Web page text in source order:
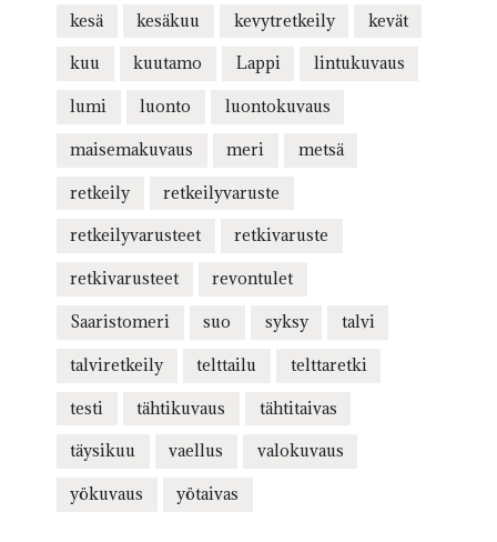
kesä kesäkuu kevytretkeily kevät
kuu kuutamo Lappi lintukuvaus
lumi luonto luontokuvaus
maisemakuvaus meri metsä
retkeily retkeilyvaruste
retkeilyvarusteet retkivaruste
retkivarusteet revontulet
Saaristomeri suo syksy talvi
talviretkeily telttailu telttaretki
testi tähtikuvaus tähtitaivas
täysikuu vaellus valokuvaus
yökuvaus yötaivas